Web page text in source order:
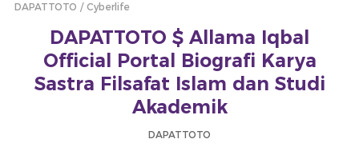
DAPATTOTO Cyberlife
DAPATTOTO $ Allama Iqbal
Official Portal Biografi Karya
Sastra Filsafat Islam dan Studi
Akademik
DAPATTOTO